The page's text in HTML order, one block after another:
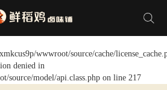
wwwroot/source/cache/
denied in
source/model/api.class.php on line 217